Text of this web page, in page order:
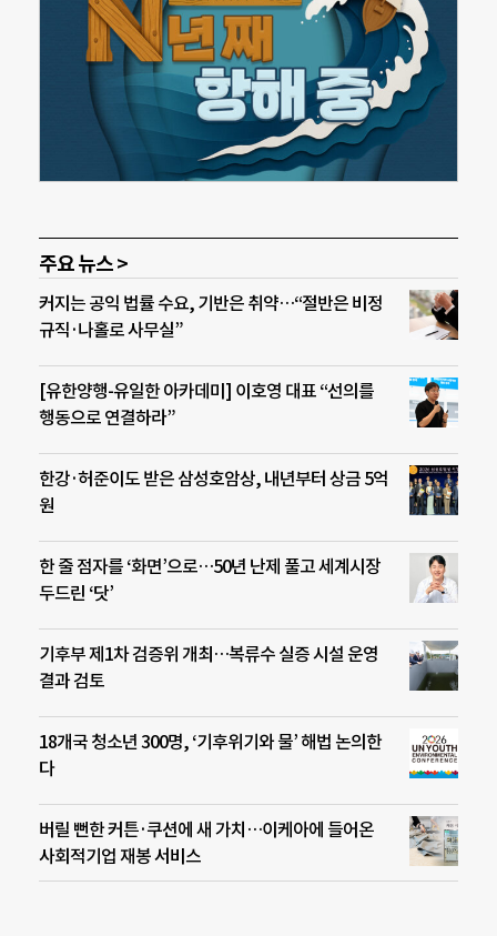
주요 뉴스 >
커지는 공익 법률 수요, 기반은 취약…“절반은 비정
규직·나홀로 사무실”
[유한양행-유일한 아카데미] 이호영 대표 “선의를
행동으로 연결하라”
한강·허준이도 받은 삼성호암상, 내년부터 상금 5억
원
한 줄 점자를 ‘화면’으로…50년 난제 풀고 세계시장
두드린 ‘닷’
기후부 제1차 검증위 개최…복류수 실증 시설 운영
결과 검토
18개국 청소년 300명, ‘기후위기와 물’ 해법 논의한
다
버릴 뻔한 커튼·쿠션에 새 가치…이케아에 들어온
사회적기업 재봉 서비스